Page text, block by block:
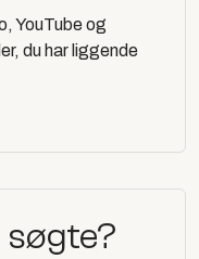
YouTube og
du har liggende
søgte?